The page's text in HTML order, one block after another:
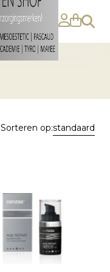
Sorteren op:standaard